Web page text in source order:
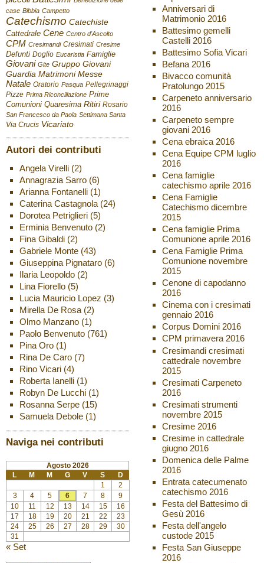
case Bibbia Campetto
Catechismo Catechiste
Cattedrale Cene Centro d'Ascolto
CPM Cresimandi Cresimati Cresime
Defunti Doglio Eucaristia Famiglie
Giovani Gite Gruppo Giovani
Guardia Matrimoni Messe
Natale Oratorio Pasqua Pellegrinaggi
Pizze Prima Riconciliazione Prime
Comunioni Quaresima Ritiri Rosario
San Francesco da Paola Settimana Santa
Via Crucis Vicariato
Autori dei contributi
Angela Virelli(2)
Annagrazia Sarro(6)
Arianna Fontanelli(1)
Caterina Castagnola(24)
Dorotea Petriglieri(5)
Erminia Benvenuto(2)
Fina Gibaldi(2)
Gabriele Monte(43)
Giuseppina Pignataro(6)
Ilaria Leopoldo(2)
Lina Fiorello(5)
Lucia Mauricio Lopez (3)
Mirella De Rosa(2)
Olmo Manzano(1)
Paolo Benvenuto(761)
Pina Oro(1)
Rina De Caro(7)
Rino Vicari(4)
Roberta Ianelli(1)
Robyn De Lucchi(1)
Rosanna Serpe(15)
Samuela Debole(1)
Naviga nei contributi
Agosto 2026
L
M M G V S
D
1
2
3
4 5 6 7 8
9
10
11 12 13 14 15
16
17
18 19 20 21 22
23
24
25 26 27 28 29
30
31
« Set
Anniversari di
Matrimonio 2016
Battesimo gemelli
Castelli 2016
Battesimo Sofia Vicari
Befana 2016
Bivacco comunità
Pratolungo 2015
Carpeneto anniversario
2016
Carpeneto sempre
giovani 2016
Cena ebraica 2016
Cena Equipe CPM luglio
2016
Cena famiglie
catechismo aprile 2016
Cena Famiglie
Catechismo dicembre
2015
Cena famiglie Prima
Comunione aprile 2016
Cena Famiglie Prima
Comunione novembre
2015
Cenone di capodanno
2016
Cinema con i cresimati
gennaio 2016
Corpus Domini 2016
CPM primavera 2016
Cresimandi cresimati
cattedrale novembre
2015
Cresimati Carpeneto
2016
Cresimati strumenti
novembre 2015
Cresime 2016
Cresime in cattedrale
giugno 2016
Domenica delle Palme
2016
Entrata catecumenato
catechismo 2016
Festa del Battesimo di
Gesù 2016
Festa dell'angelo
custode 2015
Festa San Giuseppe
2016